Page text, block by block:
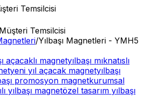
Temsilcisi
Müşteri Temsilcisi
/Yılbaşı Magnetleri - YMH5
açacaklı magnetyılbaşı mıknatıslı
yeni yıl açacak magnetyılbaşı
promosyon magnetkurumsal
yılbaşı magnetözel tasarım yılbaşı